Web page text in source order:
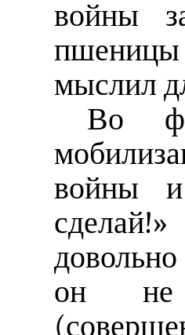
войны
мыслил
Во
войны
он не